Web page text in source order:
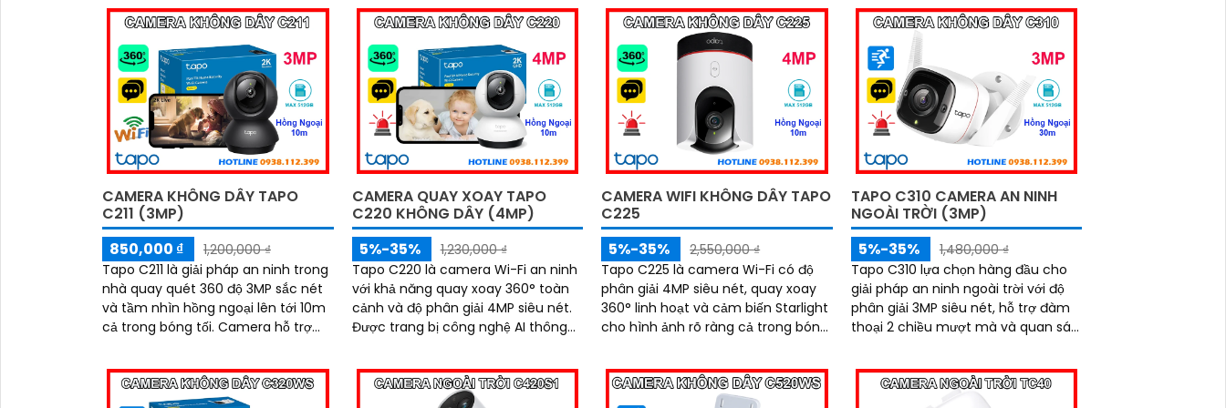
phát hiện chuyển động thông minh
giúp bạn theo dõi và kiểm soát mọi
hoạt động trong ngôi nhà, dù ở bất
cứ đâu
ngoại 10m, cùng tính năng phát
hiện chuyển động và gửi cảnh báo
thông minh, camera giúp bạn theo
dõi ngôi nhà mọi lúc, mọi nơi
thẻ nhớ 512GB và công nghệ phát
hiện chuyển động thông minh luôn
sẵn sàng bảo vệ ngôi nhà bạn 24/7
lên tới 10m và khe cắm thẻ nhớ hỗ
trợ đến 512GB, bạn có thể yên tâm
giám sát cả ngày lẫn đêm
CAMERA KHÔNG DÂY TAPO
C211 (3MP)
850,000 ₫
1,200,000 ₫
Tapo C211 là giải pháp an ninh trong
nhà quay quét 360 độ 3MP sắc nét
và tầm nhìn hồng ngoại lên tới 10m
cả trong bóng tối. Camera hỗ trợ
dung lượng lớn qua khe thẻ nhớ
512GB và tự động phát hiện chuyển
động bất thường
CAMERA QUAY XOAY TAPO
C220 KHÔNG DÂY (4MP)
5%-35%
1,230,000 ₫
Tapo C220 là camera Wi-Fi an ninh
với khả năng quay xoay 360° toàn
cảnh và độ phân giải 4MP siêu nét.
Được trang bị công nghệ AI thông
ngoại tầm xa 10m cùng khe cắm
thẻ nhớ lên tới 512GB, ghi lại mọi
khoảnh khắc quan trọng cả ngày lẫn
CAMERA WIFI KHÔNG DÂY TAPO
C225
5%-35%
2,550,000 ₫
Tapo C225 là camera Wi-Fi có độ
phân giải 4MP siêu nét, quay xoay
360° linh hoạt và cảm biến Starlight
cho hình ảnh rõ ràng cả trong bóng
phát hiện chuyển động chính xác,
kết hợp đàm thoại 2 chiều, hồng
ngoại 10m, báo động bằng còi hú và
TAPO C310 CAMERA AN NINH
NGOÀI TRỜI (3MP)
5%-35%
1,480,000 ₫
Tapo C310 lựa chọn hàng đầu cho
giải pháp an ninh ngoài trời với độ
phân giải 3MP siêu nét, hỗ trợ đàm
thoại 2 chiều mượt mà và quan sát
30m. Công nghệ AI thông minh
camera tự động phát hiện chuyển
động, bật còi hú và đèn cảnh báo